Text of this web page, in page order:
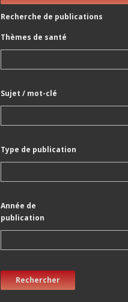
Recherche de publications
Thèmes de santé
Sujet / mot-clé
Type de publication
Année de
publication
Rechercher